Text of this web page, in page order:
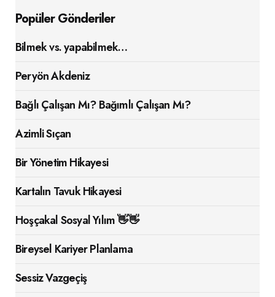
Popüler Gönderiler
Bilmek vs. yapabilmek…
Peryön Akdeniz
Bağlı Çalışan Mı? Bağımlı Çalışan Mı?
Azimli Sıçan
Bir Yönetim Hikayesi
Kartalın Tavuk Hikayesi
Hoşçakal Sosyal Yılım 👋👋
Bireysel Kariyer Planlama
Sessiz Vazgeçiş